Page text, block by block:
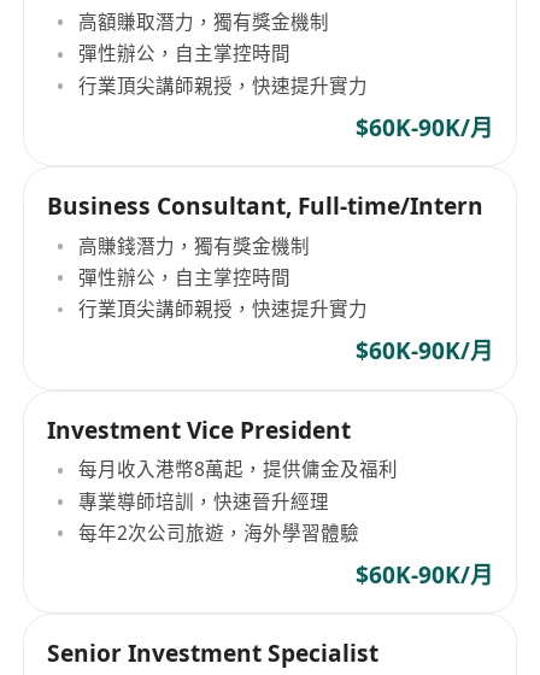
高額賺取潛力，獨有獎金機制
彈性辦公，自主掌控時間
行業頂尖講師親授，快速提升實力
$60K-90K/月
Business Consultant, Full-time/Intern
高賺錢潛力，獨有獎金機制
彈性辦公，自主掌控時間
行業頂尖講師親授，快速提升實力
$60K-90K/月
Investment Vice President
每月收入港幣8萬起，提供傭金及福利
專業導師培訓，快速晉升經理
每年2次公司旅遊，海外學習體驗
$60K-90K/月
Senior Investment Specialist